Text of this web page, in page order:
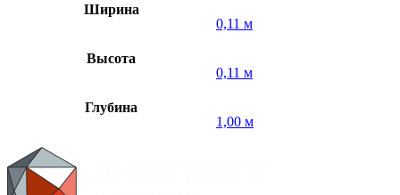
Ширина
0,11 м
Высота
0,11 м
Глубина
1,00 м